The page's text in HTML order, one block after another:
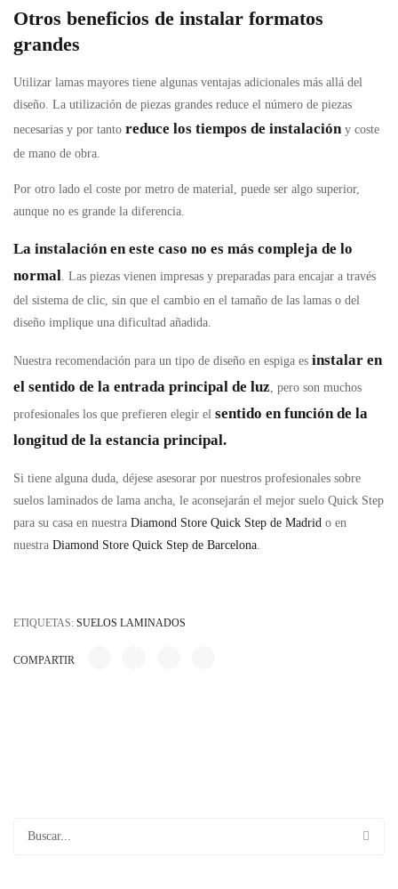
Otros beneficios de instalar formatos
grandes
Utilizar lamas mayores tiene algunas ventajas adicionales más allá del
diseño. La utilización de piezas grandes reduce el número de piezas
necesarias y por tanto reduce los tiempos de instalación y coste
de mano de obra.
Por otro lado el coste por metro de material, puede ser algo superior,
aunque no es grande la diferencia.
La instalación en este caso no es más compleja de lo
normal . Las piezas vienen impresas y preparadas para encajar a través
del sistema de clic, sin que el cambio en el tamaño de las lamas o del
diseño implique una dificultad añadida.
Nuestra recomendación para un tipo de diseño en espiga es instalar en
el sentido de la entrada principal de luz , pero son muchos
profesionales los que prefieren elegir el sentido en función de la
longitud de la estancia principal.
Si tiene alguna duda, déjese asesorar por nuestros profesionales sobre
suelos laminados de lama ancha, le aconsejarán el mejor suelo Quick Step
para su casa en nuestra Diamond Store Quick Step de Madrid o en
nuestra Diamond Store Quick Step de Barcelona
ETIQUETAS: SUELOS LAMINADOS
COMPARTIR